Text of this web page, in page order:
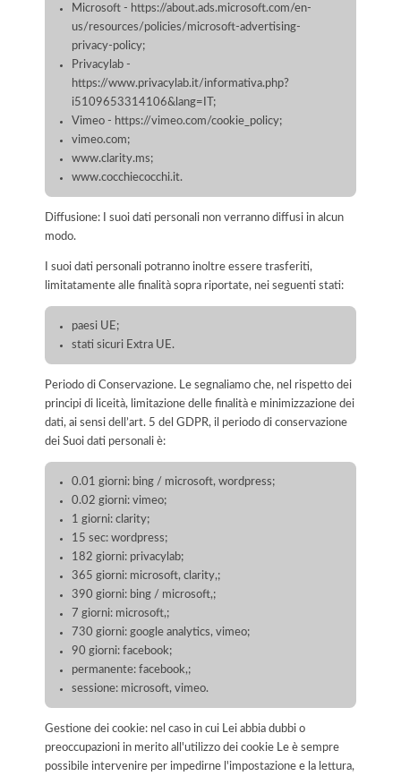
Microsoft - https://about.ads.microsoft.com/en-
us/resources/policies/microsoft-advertising-
privacy-policy;
Privacylab -
https://www.privacylab.it/informativa.php?
i5109653314106&lang=IT;
Vimeo - https://vimeo.com/cookie_policy;
vimeo.com;
www.clarity.ms;
www.cocchiecocchi.it.
Diffusione: I suoi dati personali non verranno diffusi in alcun
modo.
I suoi dati personali potranno inoltre essere trasferiti,
limitatamente alle finalità sopra riportate, nei seguenti stati:
paesi UE;
stati sicuri Extra UE.
Periodo di Conservazione. Le segnaliamo che, nel rispetto dei
principi di liceità, limitazione delle finalità e minimizzazione dei
dati, ai sensi dell’art. 5 del GDPR, il periodo di conservazione
dei Suoi dati personali è:
0.01 giorni: bing / microsoft, wordpress;
0.02 giorni: vimeo;
1 giorni: clarity;
15 sec: wordpress;
182 giorni: privacylab;
365 giorni: microsoft, clarity,;
390 giorni: bing / microsoft,;
7 giorni: microsoft,;
730 giorni: google analytics, vimeo;
90 giorni: facebook;
permanente: facebook,;
sessione: microsoft, vimeo.
Gestione dei cookie: nel caso in cui Lei abbia dubbi o
preoccupazioni in merito all'utilizzo dei cookie Le è sempre
possibile intervenire per impedirne l'impostazione e la lettura,